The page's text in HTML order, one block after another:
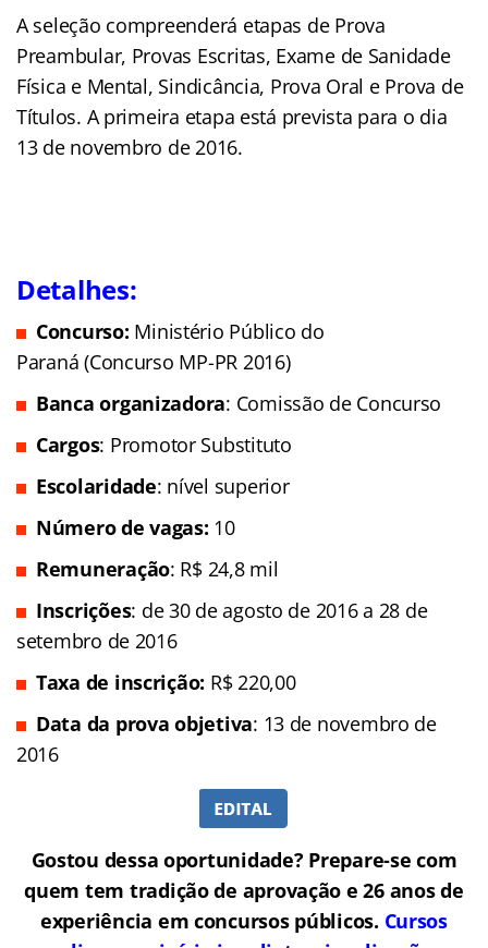
A seleção compreenderá etapas de Prova
Preambular, Provas Escritas, Exame de Sanidade
Física e Mental, Sindicância, Prova Oral e Prova de
Títulos. A primeira etapa está prevista para o dia
13 de novembro de 2016.
Detalhes:
Concurso: Ministério Público do
Paraná (Concurso MP-PR 2016)
Banca organizadora: Comissão de Concurso
Cargos: Promotor Substituto
Escolaridade: nível superior
Número de vagas: 10
Remuneração: R$ 24,8 mil
Inscrições: de 30 de agosto de 2016 a 28 de
setembro de 2016
Taxa de inscrição: R$ 220,00
Data da prova objetiva: 13 de novembro de
2016
Gostou dessa oportunidade? Prepare-se com
quem tem tradição de aprovação e 26 anos de
experiência em concursos públicos. Cursos